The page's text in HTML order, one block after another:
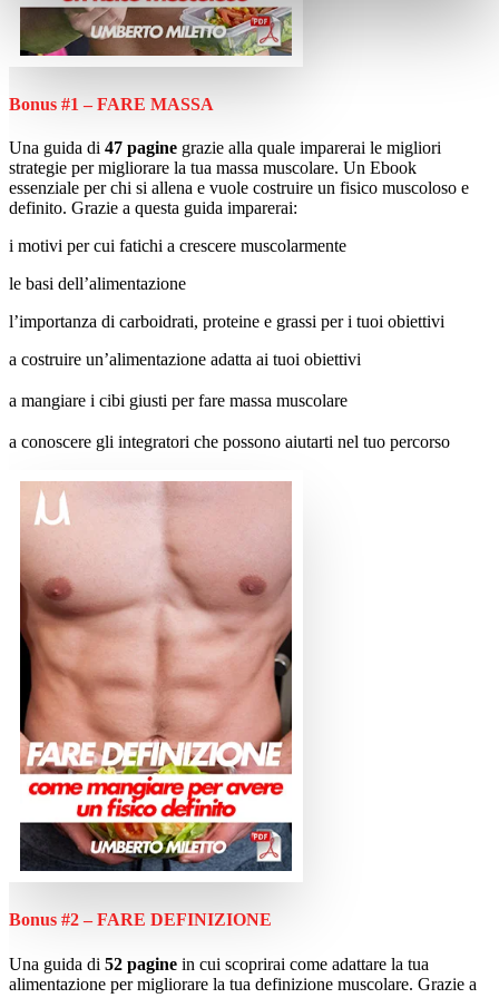
Bonus #1 – FARE MASSA
Una guida di 47 pagine grazie alla quale imparerai le migliori
strategie per migliorare la tua massa muscolare. Un Ebook
essenziale per chi si allena e vuole costruire un fisico muscoloso e
definito. Grazie a questa guida imparerai:
i motivi per cui fatichi a crescere muscolarmente
le basi dell’alimentazione
l’importanza di carboidrati, proteine e grassi per i tuoi obiettivi
a costruire un’alimentazione adatta ai tuoi obiettivi
a mangiare i cibi giusti per fare massa muscolare
a conoscere gli integratori che possono aiutarti nel tuo percorso
Bonus #2 – FARE DEFINIZIONE
Una guida di 52 pagine in cui scoprirai come adattare la tua
alimentazione per migliorare la tua definizione muscolare. Grazie a